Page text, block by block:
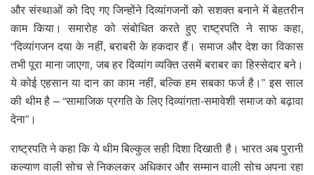
और संस्थाओं को दिए गए जिन्होंने दिव्यांगजनों को सशक्त बनाने में बेहतरीन
काम किया। समारोह को संबोधित करते हुए राष्ट्रपति ने साफ कहा,
“दिव्यांगजन दया के नहीं, बराबरी के हकदार हैं। समाज और देश का विकास
तभी पूरा माना जाएगा, जब हर दिव्यांग व्यक्ति उसमें बराबर का हिस्सेदार बने।
ये कोई एहसान या दान का काम नहीं, बल्कि हम सबका फर्ज है।” इस साल
की थीम है – “सामाजिक प्रगति के लिए दिव्यांगता-समावेशी समाज को बढ़ावा
देना”।
राष्ट्रपति ने कहा कि ये थीम बिल्कुल सही दिशा दिखाती है। भारत अब पुरानी
कल्याण वाली सोच से निकलकर अधिकार और सम्मान वाली सोच अपना रहा